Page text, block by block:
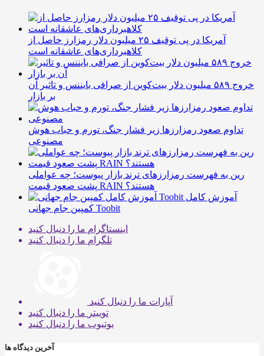
آمریکا در پی توقیف ۲۵ میلیون دلار رمزارز حاصل از
کلاهبرداری‌های عاشقانه است
خروج ۵۸۹ میلیون دلار بیت‌کوین از صرافی بایننس و تاثیر آن
بر بازار
تداوم صعود رمزارزها زیر فشار جنگ، تورم و حباب هوش
مصنوعی
رین به فهرست رمزارزهای ترند بازار پیوست؛ چه عواملی
پشت صعود قیمت RAIN هستند؟
آموزش کامل
کمپین جام جهانی Toobit
اینستاگرام ما را دنبال کنید
تلگرام ما را دنبال کنید
آپارات ما را دنبال کنید
توییتر ما را دنبال کنید
یوتیوب ما را دنبال کنید
آخرین دیدگاه ها